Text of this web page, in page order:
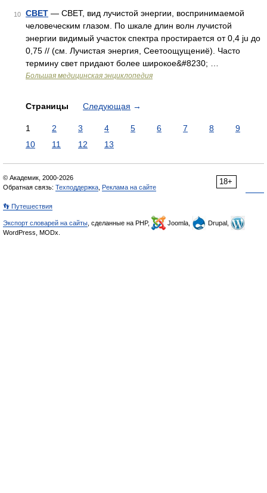
10 СВЕТ — СВЕТ, вид лучистой энергии, воспринимаемой
человеческим глазом. По шкале длин волн лучистой
энергии видимый участок спектра простирается от 0,4 ju до
0,75 // (см. Лучистая энергия, Сеетоощущениё). Часто
термину свет придают более широкое&#8230; …
Большая медицинская энциклопедия
Страницы Следующая →
1 2 3 4 5 6 7 8
9
10
11 12 13
18+
© Академик, 2000-2026
Обратная связь: Техподдержка Реклама на сайте
👣 Путешествия
Экспорт словарей на сайты , сделанные на PHP, Joomla,
Drupal,
WordPress, MODx.